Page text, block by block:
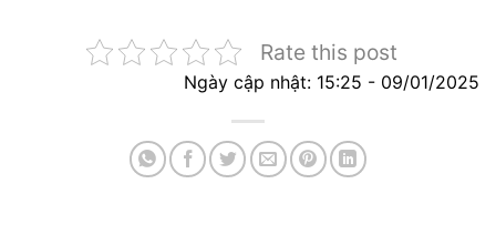
Rate this post
Ngày cập nhật: 15:25 - 09/01/2025